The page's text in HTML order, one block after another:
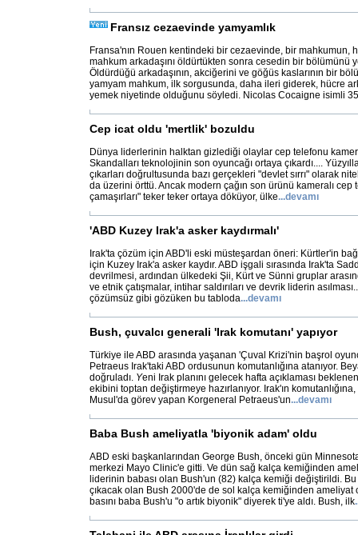
Fransız cezaevinde yamyamlık
Fransa'nın Rouen kentindeki bir cezaevinde, bir mahkumun,
mahkum arkadaşını öldürtükten sonra cesedin bir bölümünü
Öldürdüğü arkadaşının, akciğerini ve göğüs kaslarının bir
yamyam mahkum, ilk sorgusunda, daha ileri giderek, hücre
yemek niyetinde olduğunu söyledi. Nicolas Cocaigne isimli 35
Cep icat oldu 'mertlik' bozuldu
Dünya liderlerinin halktan gizlediği olaylar cep telefonu
Skandalları teknolojinin son oyuncağı ortaya çıkardı....
çıkarları doğrultusunda bazı gerçekleri "devlet sırrı" olarak
da üzerini örttü. Ancak modern çağın son ürünü kameralı cep
çamaşırları" teker teker ortaya döküyor, ülke...devamı
'ABD Kuzey Irak'a asker kaydırmalı'
Irak'ta çözüm için ABD'li eski müsteşardan öneri: Kürtler'in
için Kuzey Irak'a asker kaydır. ABD işgali sırasında Irak'ta
devrilmesi, ardından ülkedeki Şii, Kürt ve Sünni gruplar
ve etnik çatışmalar, intihar saldırıları ve devrik liderin
çözümsüz gibi gözüken bu tabloda...devamı
Bush, çuvalcı generali 'Irak komutanı' yapıyor
Türkiye ile ABD arasında yaşanan 'Çuval Krizi'nin başrol
Petraeus Irak'taki ABD ordusunun komutanlığına atanıyor.
doğruladı. Yeni Irak planını gelecek hafta açıklaması
ekibini toptan değiştirmeye hazırlanıyor. Irak'ın
Musul'da görev yapan Korgeneral Petraeus'un...devamı
Baba Bush ameliyatla 'biyonik adam' oldu
ABD eski başkanlarından George Bush, önceki gün
merkezi Mayo Clinic'e gitti. Ve dün sağ kalça kemiğinden
liderinin babası olan Bush'un (82) kalça kemiği değiştirildi.
çıkacak olan Bush 2000'de de sol kalça kemiğinden ameliyat
basını baba Bush'u "o artık biyonik" diyerek ti'ye aldı. Bush, ilk